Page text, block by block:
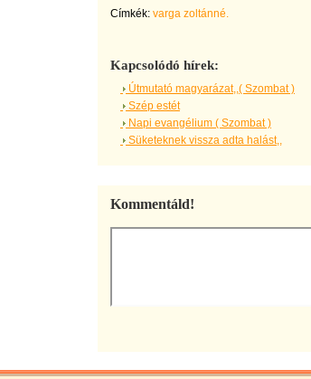
Címkék: varga zoltánné.
Kapcsolódó hírek:
Útmutató magyarázat,,( Szombat )
Szép estét
Napi evangélium ( Szombat )
Süketeknek vissza adta halást,,
Kommentáld!